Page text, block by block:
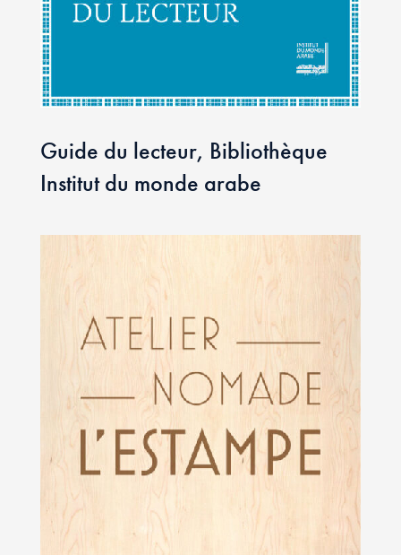
Guide du lecteur, Bibliothèque
Institut du monde arabe